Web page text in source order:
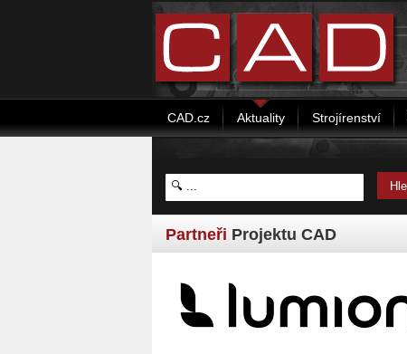
CAD.cz Aktuality Strojírenství
Partneři Projektu CAD